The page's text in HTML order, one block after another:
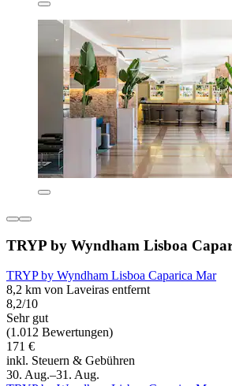
TRYP by Wyndham Lisboa
TRYP by Wyndham Lisboa Caparica Mar
8,2 km von Laveiras entfernt
8,2/10
Sehr gut
(1.012 Bewertungen)
171 €
inkl. Steuern & Gebühren
30. Aug.–31. Aug.